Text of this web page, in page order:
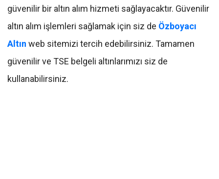
güvenilir bir altın alım hizmeti sağlayacaktır. Güvenilir
altın alım işlemleri sağlamak için siz de Özboyacı
Altın web sitemizi tercih edebilirsiniz. Tamamen
güvenilir ve TSE belgeli altınlarımızı siz de
kullanabilirsiniz.